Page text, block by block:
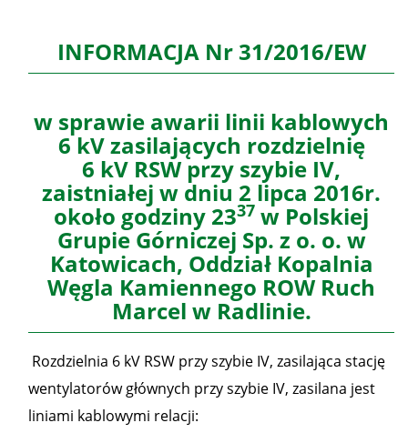
INFORMACJA Nr 31/2016/EW
w sprawie awarii linii kablowych
6 kV zasilających rozdzielnię
6 kV RSW przy szybie IV,
zaistniałej w dniu 2 lipca 2016r.
około godziny 2337 w Polskiej
Grupie Górniczej Sp. z o. o. w
Katowicach, Oddział Kopalnia
Węgla Kamiennego ROW Ruch
Marcel w Radlinie.
Rozdzielnia 6 kV RSW przy szybie IV, zasilająca stację
wentylatorów głównych przy szybie IV, zasilana jest
liniami kablowymi relacji: